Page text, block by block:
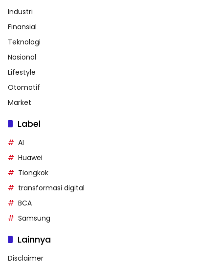
Industri
Finansial
Teknologi
Nasional
Lifestyle
Otomotif
Market
Label
AI
Huawei
Tiongkok
transformasi digital
BCA
Samsung
Lainnya
Disclaimer